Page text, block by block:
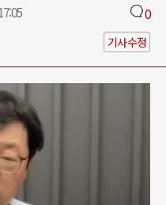
0
기사수정